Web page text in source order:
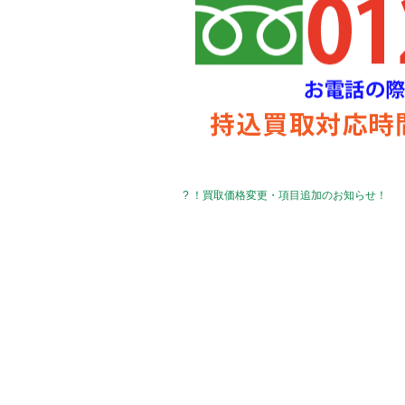
? ！買取価格変更・項目追加のお知らせ！